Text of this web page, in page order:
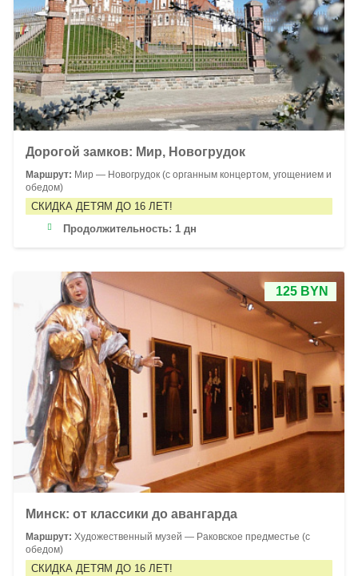
Дорогой замков: Мир, Новогрудок
Маршрут: Мир — Новогрудок (с органным концертом, угощением и
обедом)
СКИДКА ДЕТЯМ ДО 16 ЛЕТ!
Продолжительность: 1 дн
125 BYN
Минск: от классики до авангарда
Маршрут: Художественный музей — Раковское предместье (с
обедом)
СКИДКА ДЕТЯМ ДО 16 ЛЕТ!